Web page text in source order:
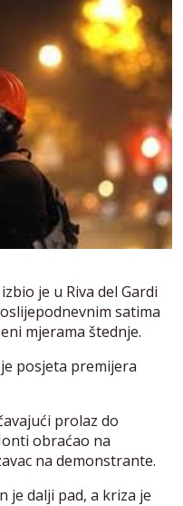
je u Riva del Gardi
satima
mjerama štednje.
posjeta premijera
prolaz do
obraćao na
na demonstrante.
dalji pad, a kriza je